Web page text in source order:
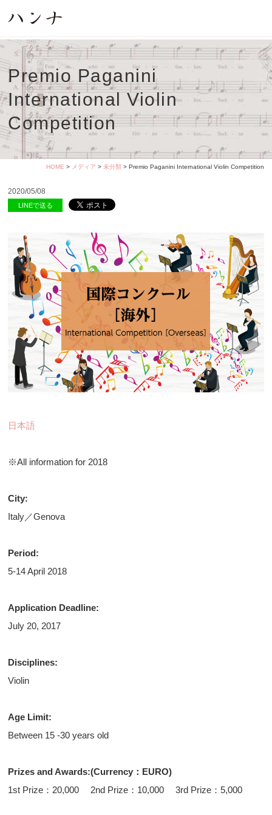
Premio Paganini
International Violin
Competition
HOME > メディア > 未分類> Premio Paganini International Violin Competition
2020/05/08
LINEで送る
日本語
※All information for 2018
City:
Italy／Genova
Period:
5-14 April 2018
Application Deadline:
July 20, 2017
Disciplines:
Violin
Age Limit:
Between 15 -30 years old
Prizes and Awards:(Currency：EURO)
1st Prize：20,000 2nd Prize：10,000 3rd Prize：5,000